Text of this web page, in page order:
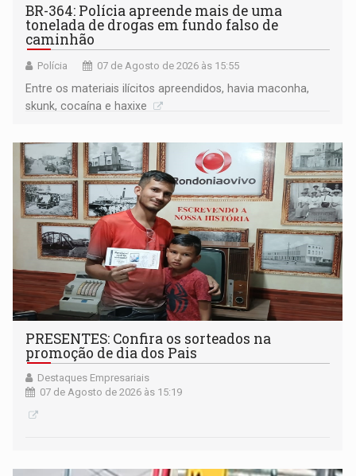
BR-364: Polícia apreende mais de uma
tonelada de drogas em fundo falso de
caminhão
Polícia 07 de Agosto de 2026 às 15:55
Entre os materiais ilícitos apreendidos, havia maconha,
skunk, cocaína e haxixe
PRESENTES: Confira os sorteados na
promoção de dia dos Pais
Destaques Empresariais
07 de Agosto de 2026 às 15:19